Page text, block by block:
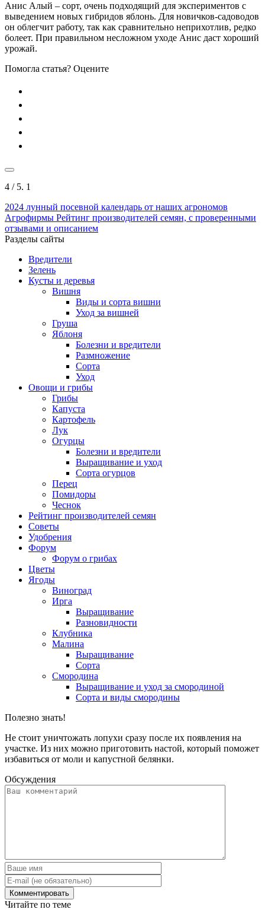
Анис Алый – сорт, очень подходящий для экспериментов с
выведением новых гибридов яблонь. Для новичков-садоводов
он облегчит работу, так как сравнительно неприхотлив, редко
болеет. При правильном несложном уходе Анис даст хороший
урожай.
Помогла статья? Оцените
4 / 5. 1
2024 лунный посевной календарь от наших агрономов
Агрофирмы Рейтинг производителей семян, с проверенными
отзывами и описанием
Разделы сайты
Вредители
Зелень
Кусты и деревья
Вишня
Виды и сорта вишни
Уход за вишней
Груша
Яблоня
Болезни и вредители
Размножение
Сорта
Уход
Овощи и грибы
Грибы
Капуста
Картофель
Лук
Огурцы
Болезни и вредители
Выращивание и уход
Сорта огурцов
Перец
Помидоры
Чеснок
Рейтинг производителей семян
Советы
Удобрения
Форум
Форум о грибах
Цветы
Ягоды
Виноград
Ирга
Выращивание
Разновидности
Клубника
Малина
Выращивание
Сорта
Смородина
Выращивание и уход за смородиной
Сорта и виды смородины
Полезно знать!
Не стоит уничтожать лопухи сразу после их появления на
участке. Из них можно приготовить настой, который поможет
избавиться от моли и капустной белянки.
Обсуждения
Читайте по теме